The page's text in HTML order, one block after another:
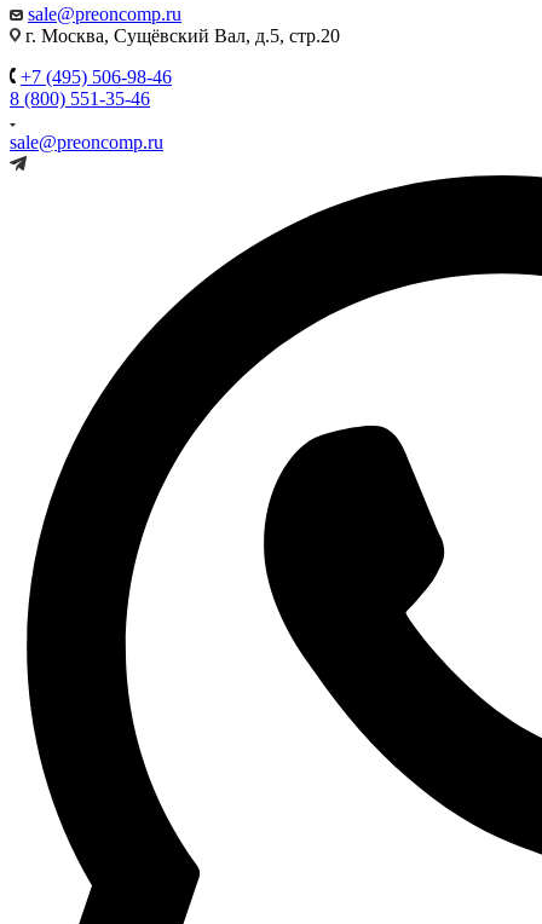
sale@preoncomp.ru
г. Москва, Сущёвский Вал, д.5, стр.20
+7 (495) 506-98-46
8 (800) 551-35-46
sale@preoncomp.ru